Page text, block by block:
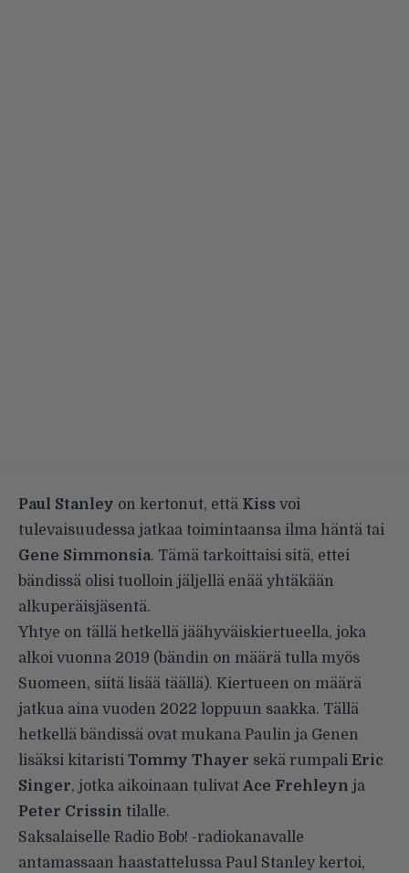
Paul Stanley on kertonut, että Kiss voi
tulevaisuudessa jatkaa toimintaansa ilma häntä tai
Gene Simmonsia. Tämä tarkoittaisi sitä, ettei
bändissä olisi tuolloin jäljellä enää yhtäkään
alkuperäisjäsentä.
Yhtye on tällä hetkellä jäähyväiskiertueella, joka
alkoi vuonna 2019 (bändin on määrä tulla myös
Suomeen, siitä lisää täällä). Kiertueen on määrä
jatkua aina vuoden 2022 loppuun saakka. Tällä
hetkellä bändissä ovat mukana Paulin ja Genen
lisäksi kitaristi Tommy Thayer sekä rumpali Eric
Singer, jotka aikoinaan tulivat Ace Frehleyn ja
Peter Crissin tilalle.
Saksalaiselle Radio Bob! -radiokanavalle
antamassaan haastattelussa Paul Stanley kertoi,